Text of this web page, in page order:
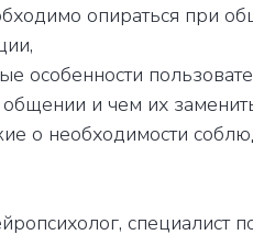
опираться при
особенности
и чем их
о необходимости
специалист